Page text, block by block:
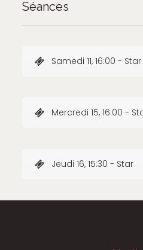
Séances
Samedi 11, 16:00 - Star
Mercredi 15, 16:00 -
Jeudi 16, 15:30 - Star